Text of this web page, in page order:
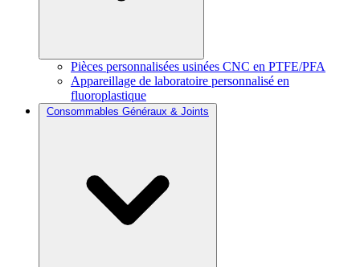
Pièces personnalisées usinées CNC en PTFE/PFA
Appareillage de laboratoire personnalisé en
fluoroplastique
Consommables Généraux & Joints